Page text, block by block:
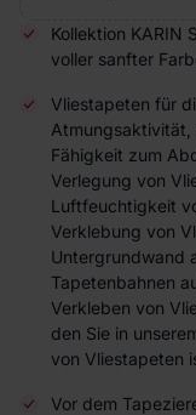
Kollektion KARIN
voller sanfter
Vliestapeten für
Atmungsaktivität,
Fähigkeit zum
Verlegung von
Luftfeuchtigkeit
Verklebung von
Untergrundwand
Tapetenbahnen
Verkleben von
den Sie in
von Vliestapeten
Vor dem